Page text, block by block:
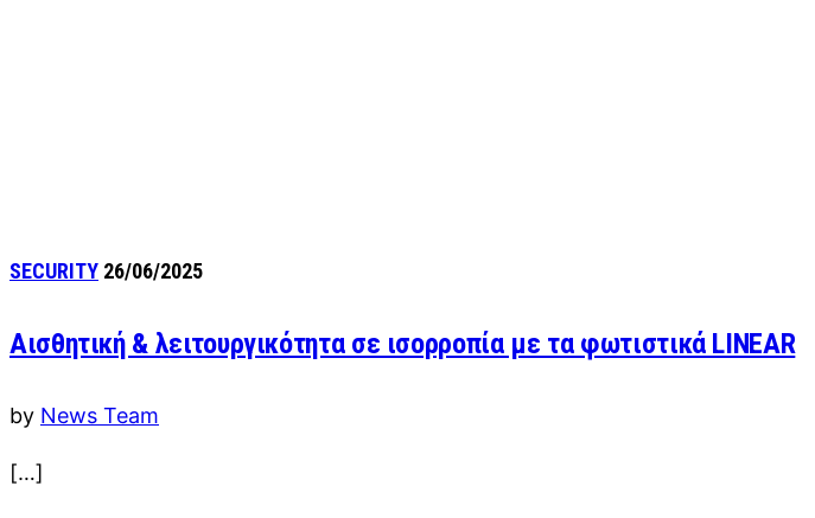
SECURITY 26/06/2025
Αισθητική & λειτουργικότητα σε ισορροπία με τα φωτιστικά LINEAR
by News Team
[…]